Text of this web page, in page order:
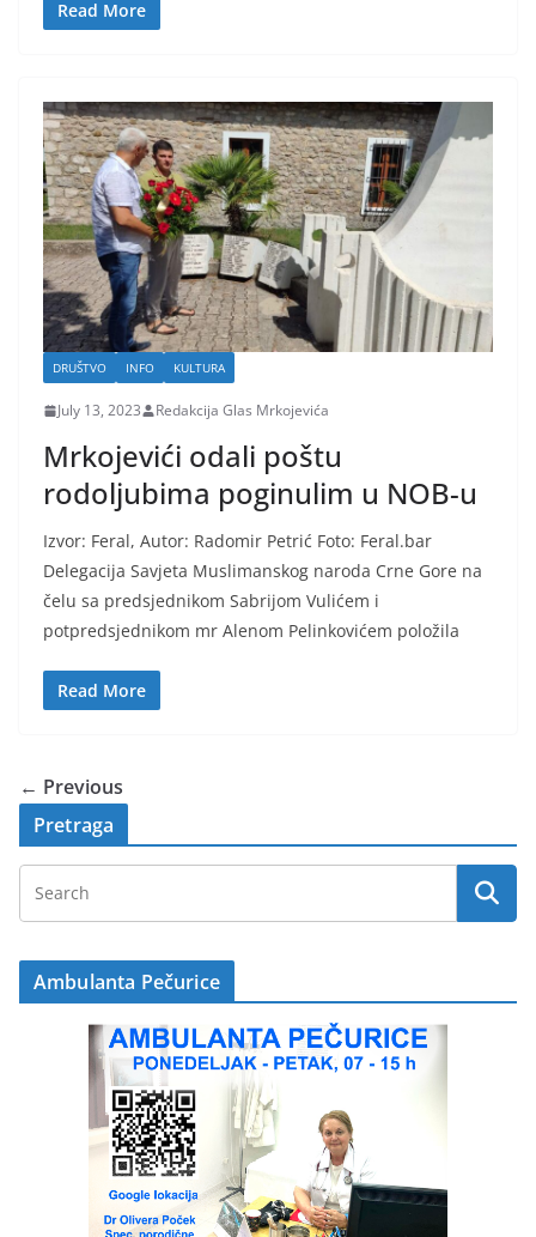
Read More
DRUŠTVO INFO KULTURA
July 13, 2023 Redakcija Glas Mrkojevića
Mrkojevići odali poštu
rodoljubima poginulim u NOB-u
Izvor: Feral, Autor: Radomir Petrić Foto: Feral.bar
Delegacija Savjeta Muslimanskog naroda Crne Gore na
čelu sa predsjednikom Sabrijom Vulićem i
potpredsjednikom mr Alenom Pelinkovićem položila
Read More
← Previous
Pretraga
Ambulanta Pečurice